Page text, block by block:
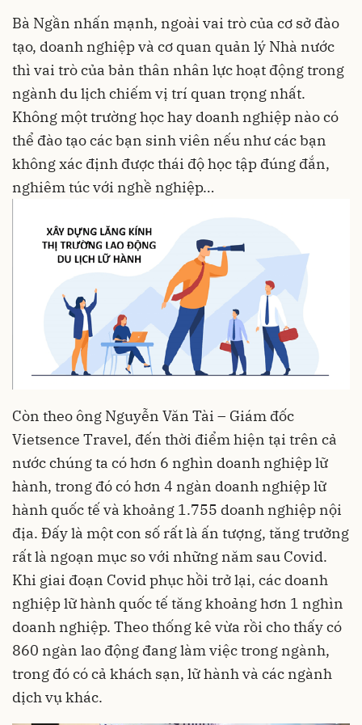
Bà Ngần nhấn mạnh, ngoài vai trò của cơ sở đào
tạo, doanh nghiệp và cơ quan quản lý Nhà nước
thì vai trò của bản thân nhân lực hoạt động trong
ngành du lịch chiếm vị trí quan trọng nhất.
Không một trường học hay doanh nghiệp nào có
thể đào tạo các bạn sinh viên nếu như các bạn
không xác định được thái độ học tập đúng đắn,
nghiêm túc với nghề nghiệp…
Còn theo ông Nguyễn Văn Tài – Giám đốc
Vietsence Travel, đến thời điểm hiện tại trên cả
nước chúng ta có hơn 6 nghìn doanh nghiệp lữ
hành, trong đó có hơn 4 ngàn doanh nghiệp lữ
hành quốc tế và khoảng 1.755 doanh nghiệp nội
địa. Đấy là một con số rất là ấn tượng, tăng trưởng
rất là ngoạn mục so với những năm sau Covid.
Khi giai đoạn Covid phục hồi trở lại, các doanh
nghiệp lữ hành quốc tế tăng khoảng hơn 1 nghìn
doanh nghiệp. Theo thống kê vừa rồi cho thấy có
860 ngàn lao động đang làm việc trong ngành,
trong đó có cả khách sạn, lữ hành và các ngành
dịch vụ khác.